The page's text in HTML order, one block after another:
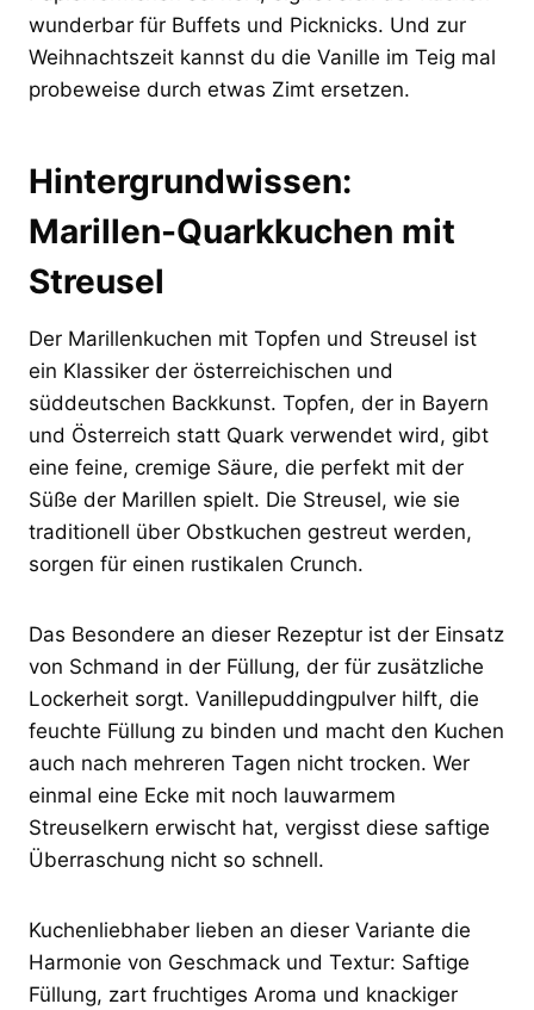
wunderbar für Buffets und Picknicks. Und zur
Weihnachtszeit kannst du die Vanille im Teig mal
probeweise durch etwas Zimt ersetzen.
Hintergrundwissen:
Marillen-Quarkkuchen mit
Streusel
Der Marillenkuchen mit Topfen und Streusel ist
ein Klassiker der österreichischen und
süddeutschen Backkunst. Topfen, der in Bayern
und Österreich statt Quark verwendet wird, gibt
eine feine, cremige Säure, die perfekt mit der
Süße der Marillen spielt. Die Streusel, wie sie
traditionell über Obstkuchen gestreut werden,
sorgen für einen rustikalen Crunch.
Das Besondere an dieser Rezeptur ist der Einsatz
von Schmand in der Füllung, der für zusätzliche
Lockerheit sorgt. Vanillepuddingpulver hilft, die
feuchte Füllung zu binden und macht den Kuchen
auch nach mehreren Tagen nicht trocken. Wer
einmal eine Ecke mit noch lauwarmem
Streuselkern erwischt hat, vergisst diese saftige
Überraschung nicht so schnell.
Kuchenliebhaber lieben an dieser Variante die
Harmonie von Geschmack und Textur: Saftige
Füllung, zart fruchtiges Aroma und knackiger